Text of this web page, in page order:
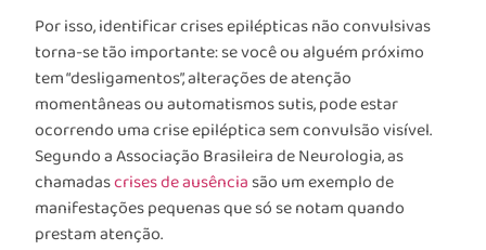
Por isso, identificar crises epilépticas não convulsivas
torna-se tão importante: se você ou alguém próximo
tem “desligamentos”, alterações de atenção
momentâneas ou automatismos sutis, pode estar
ocorrendo uma crise epiléptica sem convulsão visível.
Segundo a Associação Brasileira de Neurologia, as
chamadascrises de ausência são um exemplo de
manifestações pequenas que só se notam quando
prestam atenção.